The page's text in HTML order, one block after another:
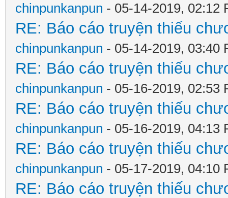
chinpunkanpun - 05-14-2019, 02:12
RE: Báo cáo truyện thiếu
chinpunkanpun - 05-14-2019, 03:40
RE: Báo cáo truyện thiếu
chinpunkanpun - 05-16-2019, 02:53
RE: Báo cáo truyện thiếu
chinpunkanpun - 05-16-2019, 04:13
RE: Báo cáo truyện thiếu
chinpunkanpun - 05-17-2019, 04:10
RE: Báo cáo truyện thiếu